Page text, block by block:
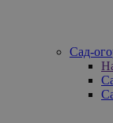
Сад-